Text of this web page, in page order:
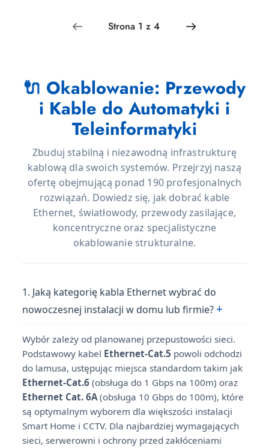
🔌 Okablowanie: Przewody
i Kable do Automatyki i
Teleinformatyki
Zbuduj stabilną i niezawodną infrastrukturę
kablową dla swoich systemów. Przejrzyj naszą
ofertę obejmującą ponad 190 profesjonalnych
rozwiązań. Dowiedz się, jak dobrać kable
Ethernet, światłowody, przewody zasilające,
koncentryczne oraz specjalistyczne
okablowanie strukturalne.
1. Jaką kategorię kabla Ethernet wybrać do
nowoczesnej instalacji w domu lub firmie? +
Wybór zależy od planowanej przepustowości sieci.
Podstawowy kabel Ethernet-Cat.5 powoli odchodzi
do lamusa, ustępując miejsca standardom takim jak
Ethernet-Cat.6 (obsługa do 1 Gbps na 100m) oraz
Ethernet Cat. 6A (obsługa 10 Gbps do 100m), które
są optymalnym wyborem dla większości instalacji
Smart Home i CCTV. Dla najbardziej wymagających
sieci, serwerowni i ochrony przed zakłóceniami